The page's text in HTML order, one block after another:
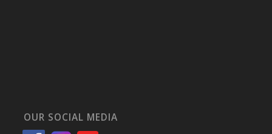
OUR SOCIAL MEDIA